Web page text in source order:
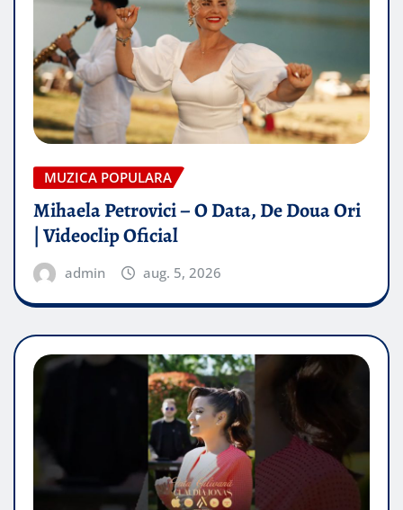
MUZICA POPULARA
Mihaela Petrovici – O Data, De Doua Ori
| Videoclip Oficial
admin aug. 5, 2026